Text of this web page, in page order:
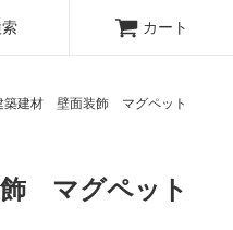
カート
築建材 壁面装飾 マグペット
マグペット